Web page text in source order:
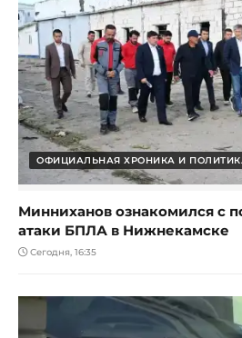
ОФИЦИАЛЬНАЯ ХРОНИКА И
Минниханов ознакомился с
атаки БПЛА в Нижнекамске
Сегодня, 16:35